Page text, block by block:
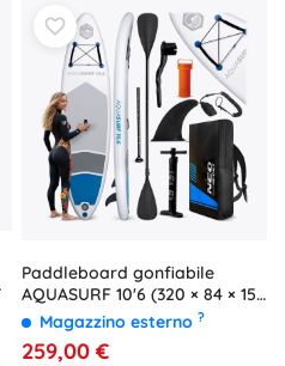
Paddleboard gonfiabile
AQUASURF 10'6 (320 × 84 × 15
cm) set
Magazzino esterno ?
259,00 €